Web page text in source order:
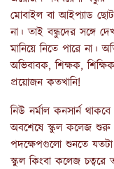
মোবাইল বা আইপ্যাড
না। তাই বন্ধুদের সঙ্গে
মানিয়ে নিতে পারে না।
অভিবাবক, শিক্ষক,
প্রয়োজন কতখানি!
নিউ নর্মাল কনসার্ন
অবশেষে স্কুল কলেজ শুরু
পদক্ষেপগুলো শুনতে
স্কুল কিংবা কলেজ চত্বরে